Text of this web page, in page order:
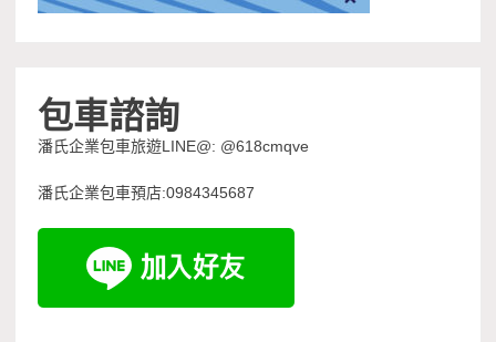
包車諮詢
潘氏企業包車旅遊LINE@: @618cmqve
潘氏企業包車預店:0984345687